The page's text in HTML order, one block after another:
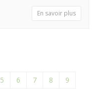
En savoir plus
5 6 7 8
9